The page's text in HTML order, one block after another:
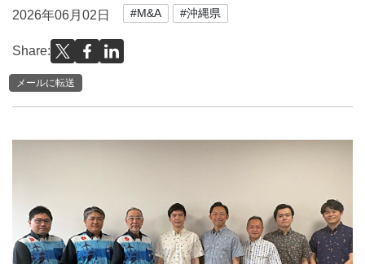
2026年06月02日 #M&A #沖縄県
Share:
メールに転送